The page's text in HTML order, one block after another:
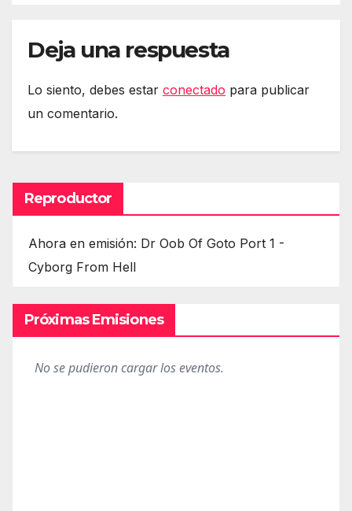
Deja una respuesta
Lo siento, debes estar conectado para publicar
un comentario.
Reproductor
Ahora en emisión: Dr Oob Of Goto Port 1 -
Cyborg From Hell
Próximas Emisiones